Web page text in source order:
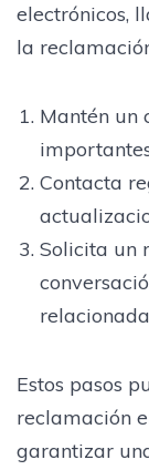
electrónicos,
la
Mantén un
Contacta
Solicita un
Estos pasos
reclamación
garantizar